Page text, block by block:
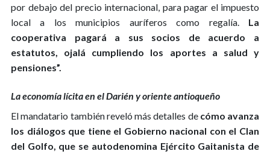
por debajo del precio internacional, para pagar el impuesto
local a los municipios auríferos como regalía. La
cooperativa pagará a sus socios de acuerdo a
estatutos, ojalá cumpliendo los aportes a salud y
pensiones”.
La economía lícita en el Darién y oriente antioqueño
El mandatario también reveló más detalles de cómo avanza
los diálogos que tiene el Gobierno nacional con el Clan
del Golfo, que se autodenomina Ejército Gaitanista de